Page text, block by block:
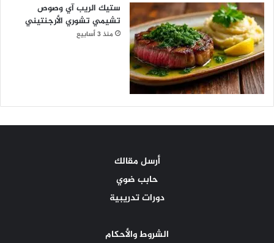
ستيك الريب آي وصوص
تشيمي تشوري الأرجنتيني
منذ 3 أسابيع
أرسل مقالك
حابب ضوي
دورات تدريبية
الشروط والأحكام